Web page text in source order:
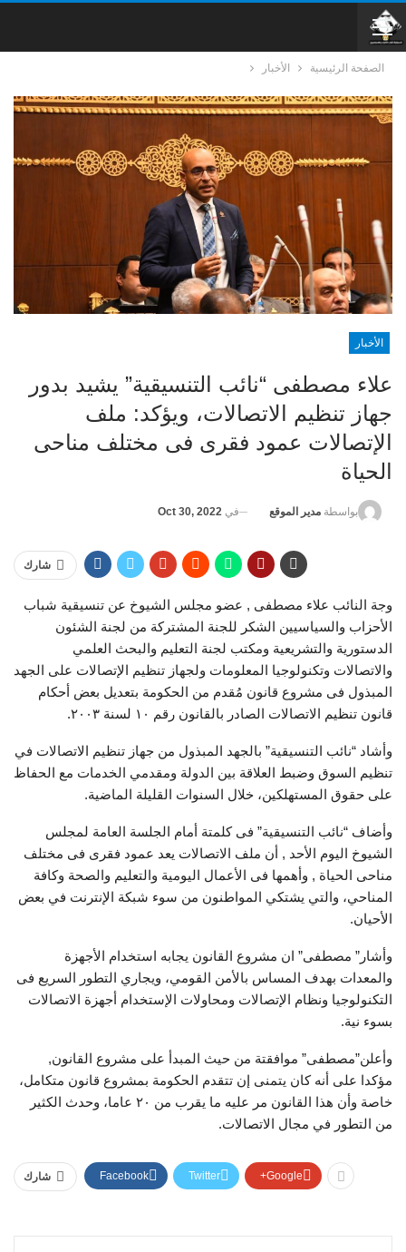
الصفحة الرئيسية الأخبار
الأخبار
علاء مصطفى “نائب التنسيقية” يشيد بدور
جهاز تنظيم الاتصالات، ويؤكد: ملف
الإتصالات عمود فقرى فى مختلف مناحى
الحياة
بواسطة مدير الموقع في Oct 30, 2022
شارك
وجة النائب علاء مصطفى , عضو مجلس الشيوخ عن تنسيقية شباب
الأحزاب والسياسيين الشكر للجنة المشتركة من لجنة الشئون
الدستورية والتشريعية ومكتب لجنة التعليم والبحث العلمي
والاتصالات وتكنولوجيا المعلومات ولجهاز تنظيم الإتصالات على الجهد
المبذول فى مشروع قانون مُقدم من الحكومة بتعديل بعض أحكام
قانون تنظيم الاتصالات الصادر بالقانون رقم ١٠ لسنة ٢٠٠٣.
وأشاد “نائب التنسيقية” بالجهد المبذول من جهاز تنظيم الاتصالات في
تنظيم السوق وضبط العلاقة بين الدولة ومقدمي الخدمات مع الحفاظ
على حقوق المستهلكين، خلال السنوات القليلة الماضية.
وأضاف “نائب التنسيقية” فى كلمتة أمام الجلسة العامة لمجلس
الشيوخ اليوم الأحد , أن ملف الاتصالات يعد عمود فقرى فى مختلف
مناحى الحياة , وأهمها فى الأعمال اليومية والتعليم والصحة وكافة
المناحي، والتي يشتكي المواطنون من سوء شبكة الإنترنت في بعض
الأحيان.
وأشار” مصطفى” ان مشروع القانون يجابه استخدام الأجهزة
والمعدات بهدف المساس بالأمن القومي، ويجاري التطور السريع فى
التكنولوجيا ونظام الإتصالات ومحاولات الإستخدام أجهزة الاتصالات
بسوء نية.
وأعلن”مصطفى” موافقتة من حيث المبدأ على مشروع القانون,
مؤكدا على أنه كان يتمنى إن تتقدم الحكومة بمشروع قانون متكامل،
خاصة وأن هذا القانون مر عليه ما يقرب من ٢٠ عاما، وحدث الكثير
من التطور في مجال الاتصالات.
شارك Facebook Twitter Google+